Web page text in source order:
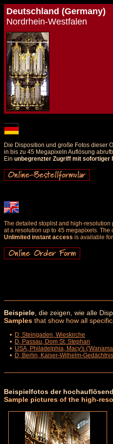
Deutschland (Germany)
Nordrhein-Westfalen
Die Disposition und große Fotos dieser
in bis zu 45 Megapixeln Auflösung
Ein unbegrenzter Zugriff mit sofortiger
The detailed stoplist and high-resolution
at a resolution up to 45 megapixels.
Unlimited instant access is available
Beispiele , die zeigen, wie alle
Samples that show how all
• D, Steingaden, Wieskirche
• D, Passau, Dom St. Stephan
• USA, Philadelphia, Macy's
• D, Berlin, Kaiser-Wilhelm-
Beispielfotos der
Sample pictures of the high-